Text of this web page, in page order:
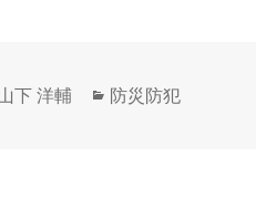
下 洋輔
カ
防災防犯